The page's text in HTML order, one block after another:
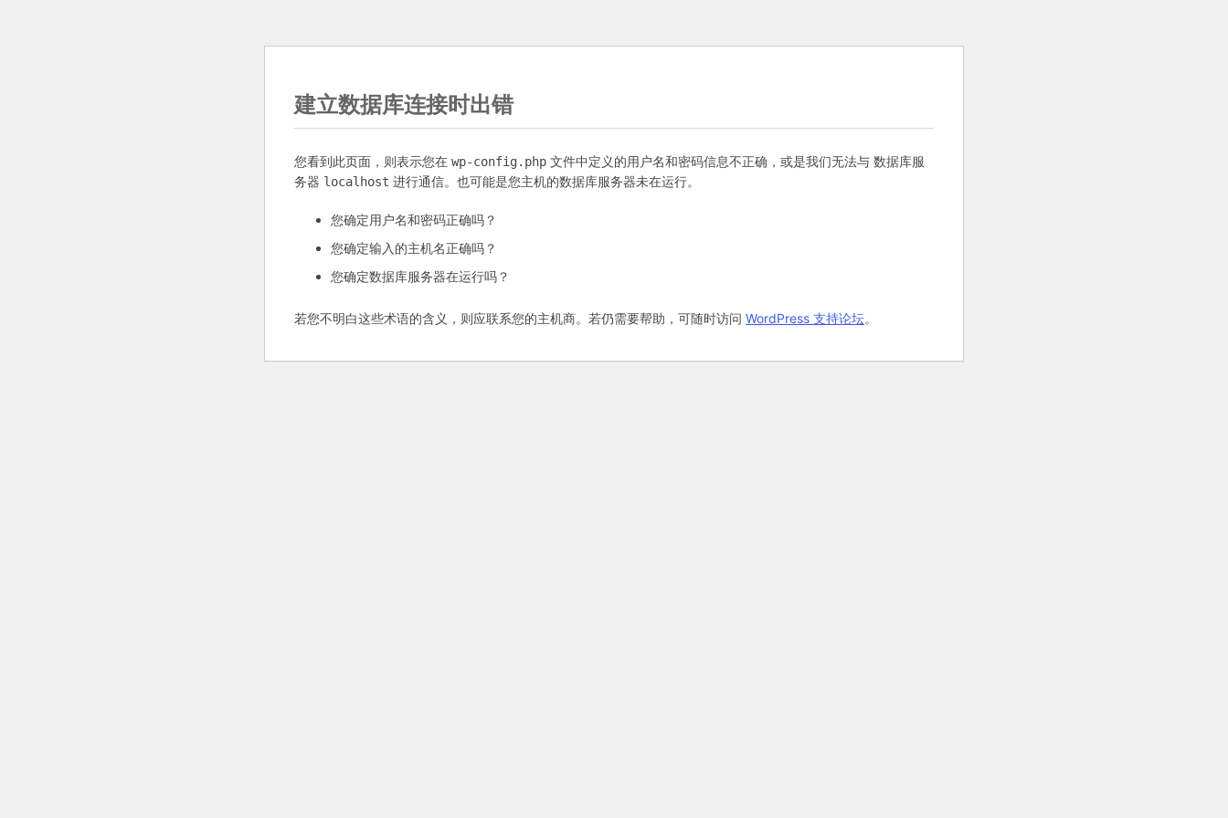
建立数据库连接时出错
您看到此页面，则表示您在 wp-config.php 文件中定义的用户名和密码信息不正确，或是我们无法与 数据库服
务器 localhost 进行通信。也可能是您主机的数据库服务器未在运行。
您确定用户名和密码正确吗？
您确定输入的主机名正确吗？
您确定数据库服务器在运行吗？
若您不明白这些术语的含义，则应联系您的主机商。若仍需要帮助，可随时访问 WordPress 支持论坛。